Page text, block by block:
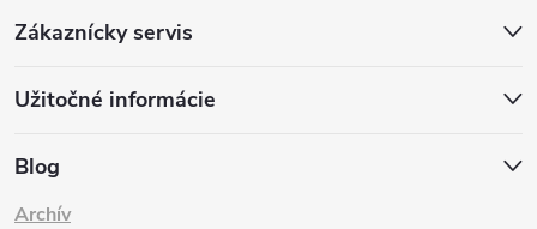
Zákaznícky servis
Užitočné informácie
Blog
Archív